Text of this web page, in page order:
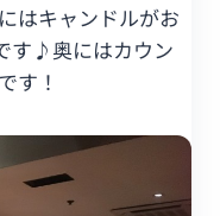
はキャンドルがお
す♪奥にはカウン
す！